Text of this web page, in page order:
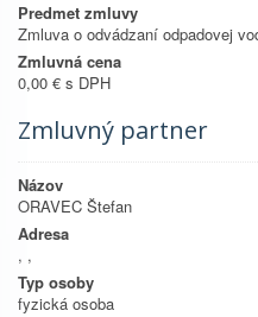
Predmet zmluvy
Zmluva o odvádzaní odpadovej
Zmluvná cena
0,00 € s DPH
Zmluvný partner
Názov
ORAVEC Štefan
Adresa
, ,
Typ osoby
fyzická osoba